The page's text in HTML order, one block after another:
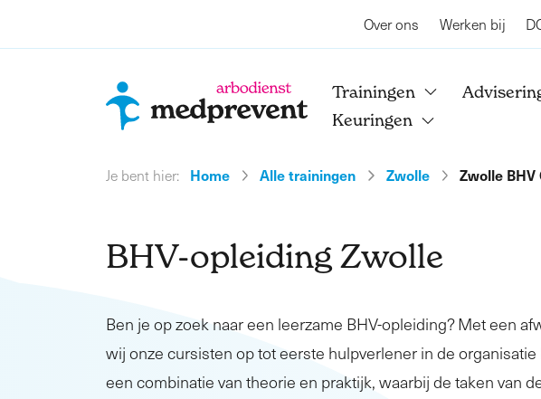
Over ons Werken bij
Trainingen
Keuringen
Je bent hier: Home Alle trainingen Zwolle Zwolle
BHV-opleiding Zwolle
Ben je op zoek naar een leerzame BHV-opleiding? Met een
wij onze cursisten op tot eerste hulpverlener in de
een combinatie van theorie en praktijk, waarbij de taken van